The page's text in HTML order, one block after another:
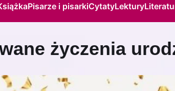
Pisarze i pisarkiCytatyLektury
życzenia